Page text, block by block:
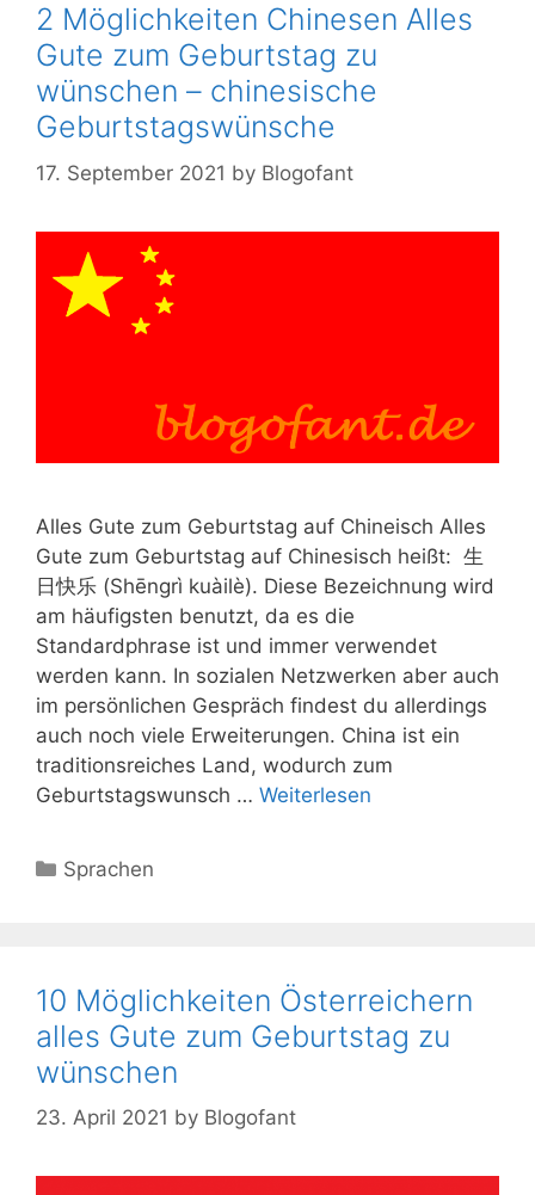
2 Möglichkeiten Chinesen Alles
Gute zum Geburtstag zu
wünschen – chinesische
Geburtstagswünsche
17. September 2021 by Blogofant
Alles Gute zum Geburtstag auf Chineisch Alles
Gute zum Geburtstag auf Chinesisch heißt: 生
日快乐 (Shēngrì kuàilè). Diese Bezeichnung wird
am häufigsten benutzt, da es die
Standardphrase ist und immer verwendet
werden kann. In sozialen Netzwerken aber auch
im persönlichen Gespräch findest du allerdings
auch noch viele Erweiterungen. China ist ein
traditionsreiches Land, wodurch zum
Geburtstagswunsch … Weiterlesen
Kategorien
Sprachen
10 Möglichkeiten Österreichern
alles Gute zum Geburtstag zu
wünschen
23. April 2021 by Blogofant